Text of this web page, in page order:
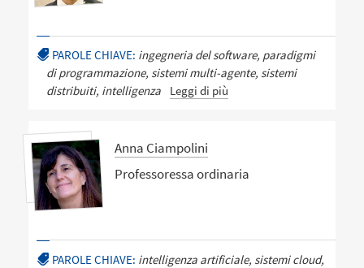
PAROLE CHIAVE: ingegneria del software, paradigmi
di programmazione, sistemi multi-agente, sistemi
distribuiti, intelligenza
Leggi di più
Anna Ciampolini
Professoressa ordinaria
PAROLE CHIAVE: intelligenza artificiale, sistemi cloud,